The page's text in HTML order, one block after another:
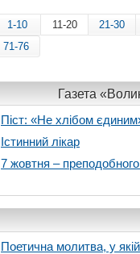
1-10 11-20
21-30
71-76
Газета
Піст: «Не хлібом
Істинний лікар
7 жовтня –
Поетична молитва, у